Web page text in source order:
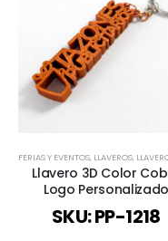
FERIAS Y EVENTOS, LLAVEROS, LLAVEROS
Llavero 3D Color
Logo Personalizado
SKU: PP-1218